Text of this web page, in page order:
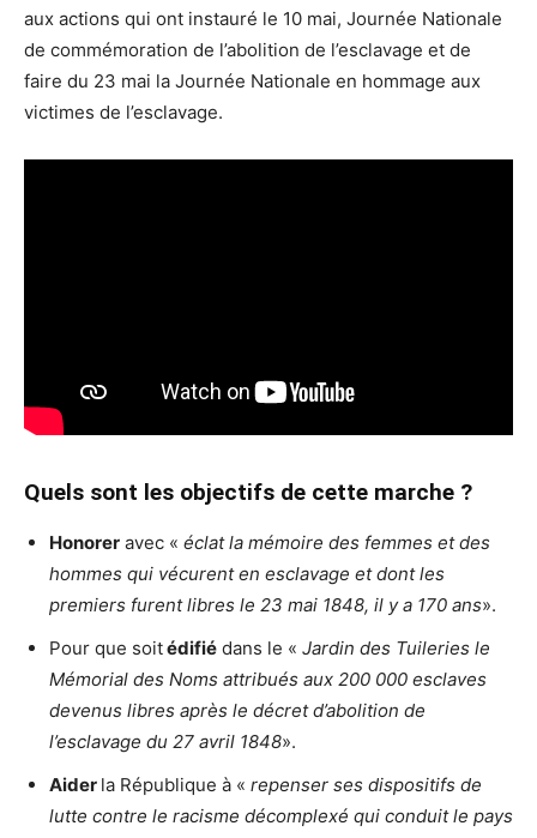
aux actions qui ont instauré le 10 mai, Journée Nationale
de commémoration de l’abolition de l’esclavage et de
faire du 23 mai la Journée Nationale en hommage aux
victimes de l’esclavage.
Quels sont les objectifs de cette marche ?
Honorer avec « éclat la mémoire des femmes et des
hommes qui vécurent en esclavage et dont les
premiers furent libres le 23 mai 1848, il y a 170 ans».
Pour que soitédifié dans le « Jardin des Tuileries le
Mémorial des Noms attribués aux 200 000 esclaves
devenus libres après le décret d’abolition de
l’esclavage du 27 avril 1848».
Aider la République à « repenser ses dispositifs de
lutte contre le racisme décomplexé qui conduit le pays